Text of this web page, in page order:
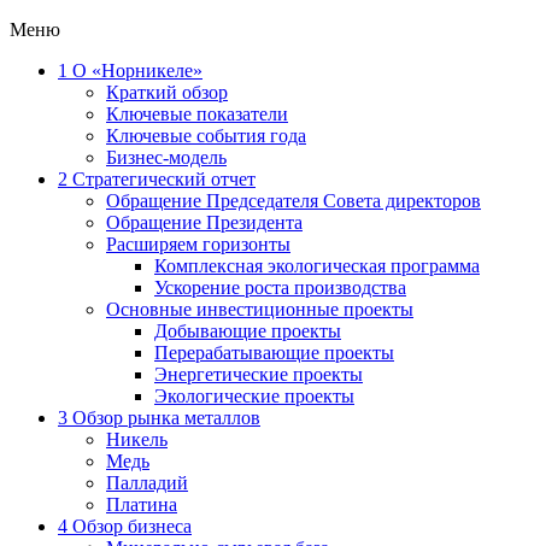
Меню
1 О «Норникеле»
Краткий обзор
Ключевые показатели
Ключевые события года
Бизнес-модель
2 Стратегический отчет
Обращение Председателя Совета директоров
Обращение Президента
Расширяем горизонты
Комплексная экологическая программа
Ускорение роста производства
Основные инвестиционные проекты
Добывающие проекты
Перерабатывающие проекты
Энергетические проекты
Экологические проекты
3 Обзор рынка металлов
Никель
Медь
Палладий
Платина
4 Обзор бизнеса